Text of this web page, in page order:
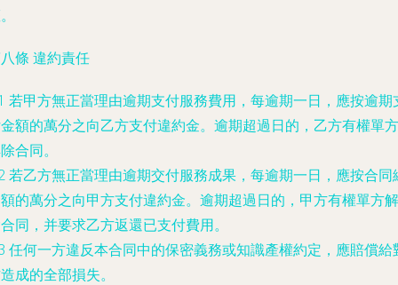
條 違約責任
若甲方無正當理由逾期支付服務費用，每逾期一日，應按逾期
額的萬分之向乙方支付違約金。逾期超過 日的，乙方有權單方
合同。
若乙方無正當理由逾期交付服務成果，每逾期一日，應按合同
的萬分之向甲方支付違約金。逾期超過 日的，甲方有權單方解
同，并要求乙方返還已支付費用。
任何一方違反本合同中的保密義務或知識產權約定，應賠償給
成的全部損失。